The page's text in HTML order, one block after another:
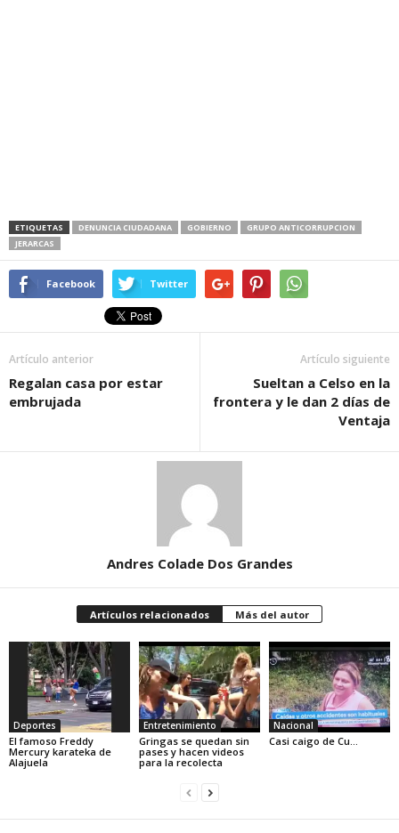
ETIQUETAS DENUNCIA CIUDADANA GOBIERNO
GRUPO ANTICORRUPCION
JERARCAS
Facebook Twitter
Artículo anterior
Regalan casa por estar
embrujada
Artículo siguiente
Sueltan a Celso en la
frontera y le dan 2 días de
Ventaja
Andres Colade Dos Grandes
Artículos relacionados Más del autor
Deportes
El famoso Freddy
Mercury karateka de
Alajuela
Entretenimiento
Gringas se quedan sin
pases y hacen videos
para la recolecta
Nacional
Casi caigo de Cu…